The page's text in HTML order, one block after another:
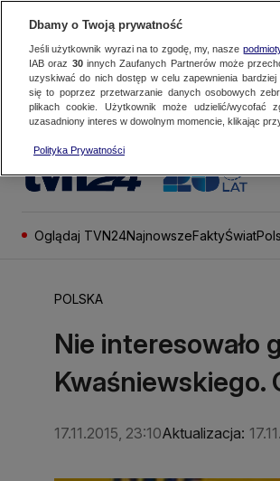
Oglądaj TVN24NajnowszeFaktyŚwiat
POLSKA
Nie interesowało
Kwaśniewskiego.
17.11.2015, 23:10Aktualizacja:
Dbamy o Twoją prywatność
Jeśli użytkownik wyrazi na to zgodę, my, nasze
IAB oraz 30innych Zaufanych Partnerów może
uzyskiwać do nich dostęp w celu zapewnienia
się to poprzez przetwarzanie danych osobowych
plikach cookie. Użytkownik może udzielić/
uzasadniony interes w dowolnym momencie, klikając
Polityka Prywatności